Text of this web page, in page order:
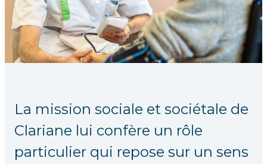
La mission sociale et sociétale de
Clariane lui confère un rôle
particulier qui repose sur un sens